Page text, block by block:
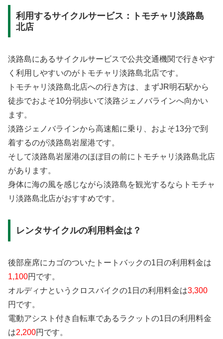
利用するサイクルサービス：トモチャリ淡路島
北店
淡路島にあるサイクルサービスで公共交通機関で行きやす
く利用しやすいのがトモチャリ淡路島北店です。
トモチャリ淡路島北店への行き方は、まずJR明石駅から
徒歩でおよそ10分弱歩いて淡路ジェノバラインへ向かい
ます。
淡路ジェノバラインから高速船に乗り、およそ13分で到
着するのが淡路島岩屋港です。
そして淡路島岩屋港のほぼ目の前にトモチャリ淡路島北店
があります。
身体に海の風を感じながら淡路島を観光するならトモチャ
リ淡路島北店がおすすめです。
レンタサイクルの利用料金は？
後部座席にカゴのついたトートバックの1日の利用料金は
1,100円です。
オルディナというクロスバイクの1日の利用料金は3,300
円です。
電動アシスト付き自転車であるラクットの1日の利用料金
は2,200円です。